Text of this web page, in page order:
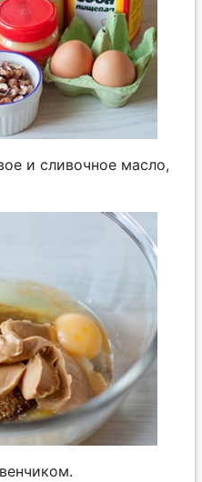
и сливочное масло,